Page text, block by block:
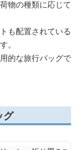
物の種類に応じて
も配置されている
。
的な旅行バッグで
グ